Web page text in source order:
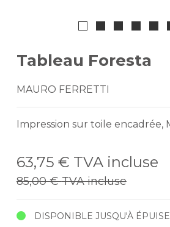
Tableau Foresta
MAURO FERRETTI
Impression sur toile encadrée,
63,75 € TVA incluse
85,00 €TVA incluse
DISPONIBLE JUSQU'À